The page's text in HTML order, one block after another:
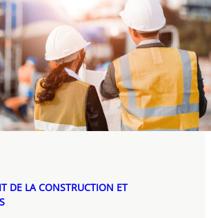
DE LA CONSTRUCTION ET